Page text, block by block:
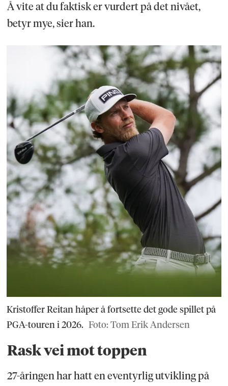
Å vite at du faktisk er vurdert på det nivået,
betyr mye, sier han.
Kristoffer Reitan håper å fortsette det gode spillet på
PGA-touren i 2026. Foto: Tom Erik Andersen
Rask vei mot toppen
27-åringen har hatt en eventyrlig utvikling på